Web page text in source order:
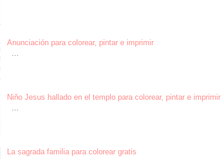
Anunciación para colorear, pintar e imprimir
Niño Jesus hallado en el templo para colorear, pintar e imprimir
La sagrada familia para colorear gratis